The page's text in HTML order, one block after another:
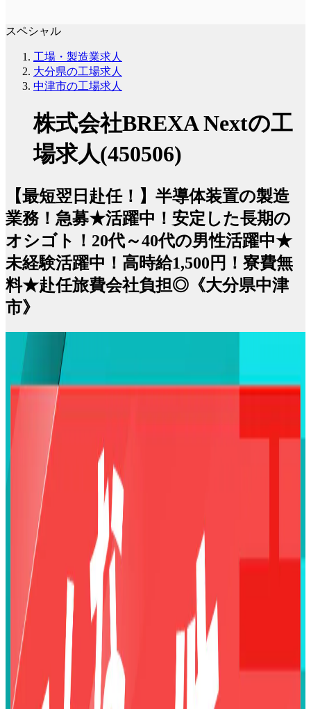
スペシャル
工場・製造業求人
大分県の工場求人
中津市の工場求人
株式会社BREXA Nextの工
場求人(450506)
【最短翌日赴任！】半導体装置の製造
業務！急募★活躍中！安定した長期の
オシゴト！20代～40代の男性活躍中★
未経験活躍中！高時給1,500円！寮費無
料★赴任旅費会社負担◎《大分県中津
市》